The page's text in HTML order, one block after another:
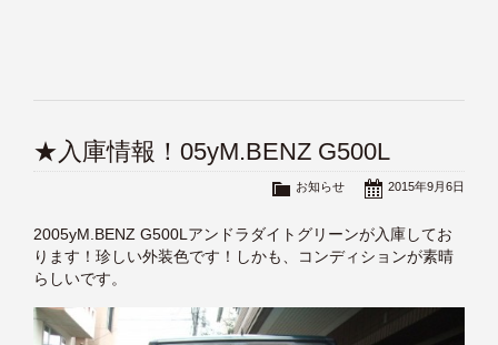
★入庫情報！05yM.BENZ G500L
2015年9月6日
お知らせ
2005yM.BENZ G500Lアンドラダイトグリーンが入庫してお
ります！珍しい外装色です！しかも、コンディションが素晴
らしいです。